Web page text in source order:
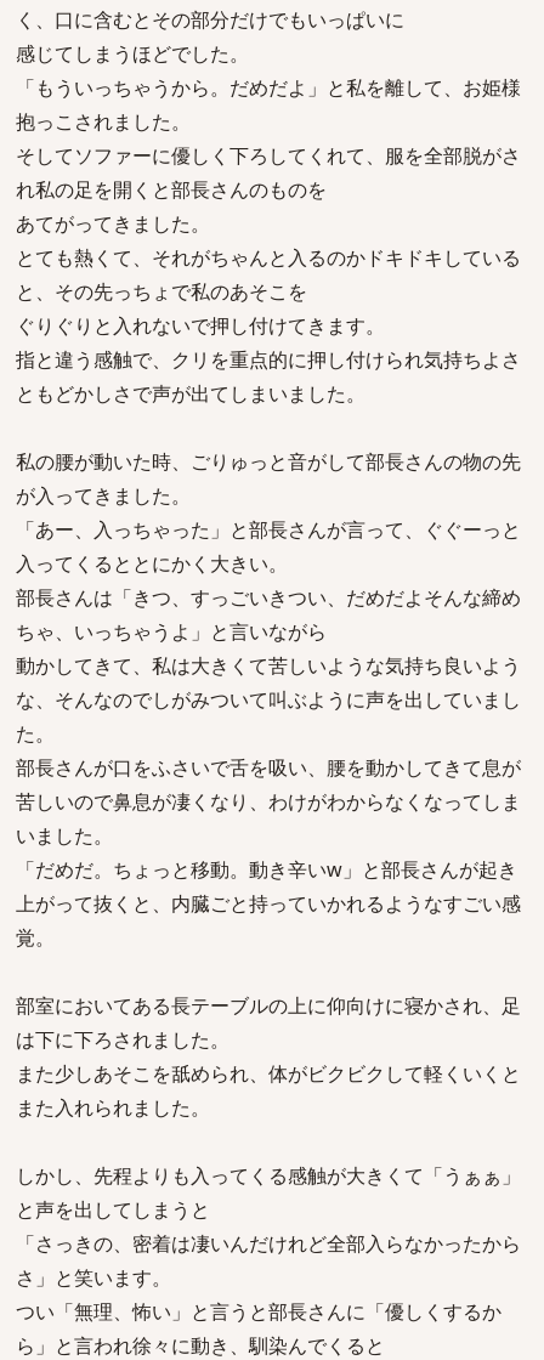
く、口に含むとその部分だけでもいっぱいに
感じてしまうほどでした。
「もういっちゃうから。だめだよ」と私を離して、お姫様
抱っこされました。
そしてソファーに優しく下ろしてくれて、服を全部脱がさ
れ私の足を開くと部長さんのものを
あてがってきました。
とても熱くて、それがちゃんと入るのかドキドキしている
と、その先っちょで私のあそこを
ぐりぐりと入れないで押し付けてきます。
指と違う感触で、クリを重点的に押し付けられ気持ちよさ
ともどかしさで声が出てしまいました。
私の腰が動いた時、ごりゅっと音がして部長さんの物の先
が入ってきました。
「あー、入っちゃった」と部長さんが言って、ぐぐーっと
入ってくるととにかく大きい。
部長さんは「きつ、すっごいきつい、だめだよそんな締め
ちゃ、いっちゃうよ」と言いながら
動かしてきて、私は大きくて苦しいような気持ち良いよう
な、そんなのでしがみついて叫ぶように声を出していまし
た。
部長さんが口をふさいで舌を吸い、腰を動かしてきて息が
苦しいので鼻息が凄くなり、わけがわからなくなってしま
いました。
「だめだ。ちょっと移動。動き辛いw」と部長さんが起き
上がって抜くと、内臓ごと持っていかれるようなすごい感
覚。
部室においてある長テーブルの上に仰向けに寝かされ、足
は下に下ろされました。
また少しあそこを舐められ、体がビクビクして軽くいくと
また入れられました。
しかし、先程よりも入ってくる感触が大きくて「うぁぁ」
と声を出してしまうと
「さっきの、密着は凄いんだけれど全部入らなかったから
さ」と笑います。
つい「無理、怖い」と言うと部長さんに「優しくするか
ら」と言われ徐々に動き、馴染んでくると